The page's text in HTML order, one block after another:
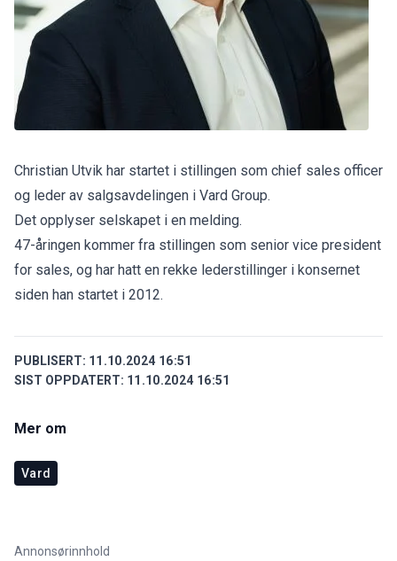
Christian Utvik har startet i stillingen som chief sales officer
og leder av salgsavdelingen i Vard Group.
Det opplyser selskapet i en melding.
47-åringen kommer fra stillingen som senior vice president
for sales, og har hatt en rekke lederstillinger i konsernet
siden han startet i 2012.
PUBLISERT: 11.10.2024 16:51
SIST OPPDATERT: 11.10.2024 16:51
Mer om
Vard
Annonsørinnhold